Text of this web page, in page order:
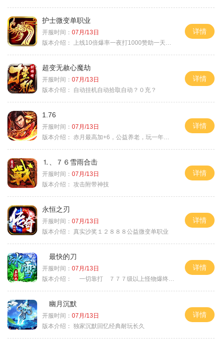
护士微变单职业
开服时间： 07月/13日
版本介绍：
上线10倍爆率一夜打1000赞助一天毕业
详情
超变无赦心魔劫
开服时间： 07月/13日
版本介绍：
自动挂机自动拾取自动？０充？
详情
1.76
开服时间： 07月/13日
版本介绍： 赤月最高加+6，公益养老，玩一年不腻，屠龙
详情
⒈、７６雪雨合击
开服时间： 07月/13日
版本介绍： 攻击附带神技
详情
永恒之刃
开服时间： 07月/13日
版本介绍： 真实沙奖１２８８８公益微变单职业
详情
最快的刀
开服时间： 07月/13日
版本介绍：
一切靠打 ７７７级以上怪物爆终极
详情
幽月沉默
开服时间： 07月/13日
版本介绍： 独家沉默回忆经典耐玩长久
详情